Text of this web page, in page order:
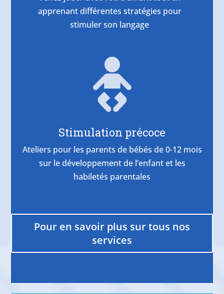
apprenant différentes stratégies pour
stimuler son langage
Stimulation précoce
Ateliers pour les parents de bébés de 0-12 mois
sur le développement de l’enfant et les
habiletés parentales
Pour en savoir plus sur tous nos
services